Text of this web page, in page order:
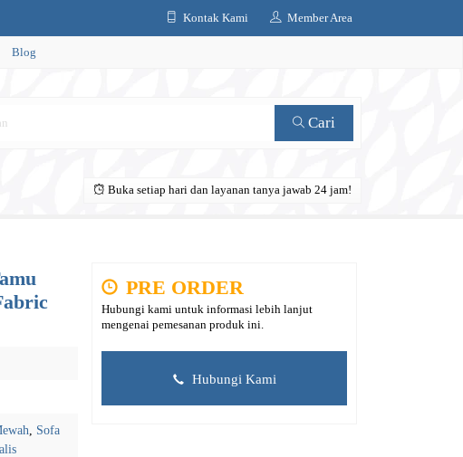
Kontak Kami Member Area
Blog
Cari
Buka setiap hari dan layanan tanya jawab 24 jam!
, Sofa
PRE ORDER
Hubungi kami untuk informasi lebih lanjut
mengenai pemesanan produk ini.
Hubungi Kami